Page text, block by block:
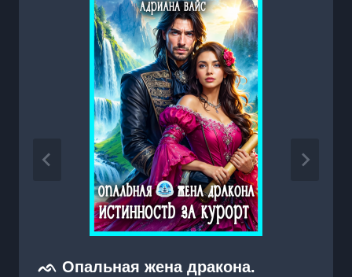
ᨒ Опальная жена дракона.